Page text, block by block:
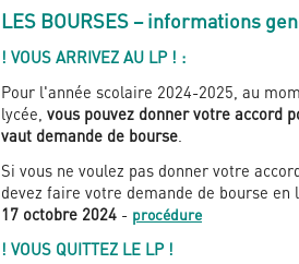
LES BOURSES – informations
! VOUS ARRIVEZ AU LP ! :
Pour l'année scolaire 2024-2025, au
lycée, vous pouvez donner votre accord
vaut demande de bourse
Si vous ne voulez pas donner votre
devez faire votre demande de bourse
17 octobre 2024 - procédure
! VOUS QUITTEZ LE LP !